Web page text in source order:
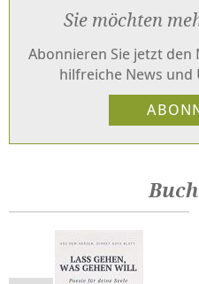
Sie möchten
Abonnieren Sie jetzt
hilfreiche News und